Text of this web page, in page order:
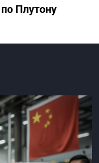
Плутону